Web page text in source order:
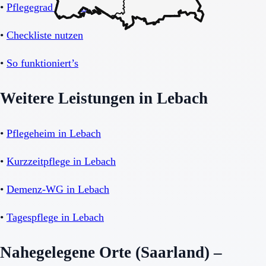
• Pflegegrad verstehen
• Checkliste nutzen
• So funktioniert’s
Weitere Leistungen in Lebach
• Pflegeheim in Lebach
• Kurzzeitpflege in Lebach
• Demenz-WG in Lebach
• Tagespflege in Lebach
Nahegelegene Orte (Saarland) –